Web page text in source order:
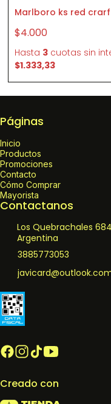
Marlboro ks red
$4.000
Hasta 3cuotas sin
$1.333,33
Páginas
Inicio
Productos
Promociones
Contacto
Cómo Comprar
Mayorista
Contactanos
Los Quebrachales
Argentina
3885773053
Creado con